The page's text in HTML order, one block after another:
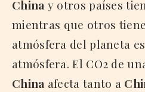
China y otros países
mientras que otros
atmósfera del planeta
atmósfera. El CO2 de
China afecta tanto a